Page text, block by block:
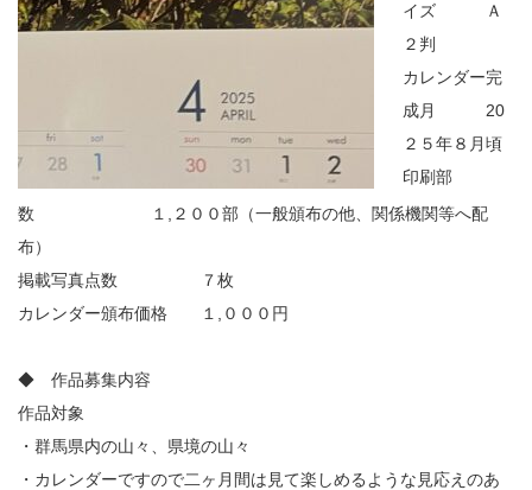
イズ Ａ
２判
カレンダー完
成月 20
２５年８月頃
印刷部
数 １,２００部（一般頒布の他、関係機関等へ配
布）
掲載写真点数 ７枚
カレンダー頒布価格 １,０００円
◆ 作品募集内容
作品対象
・群馬県内の山々、県境の山々
・カレンダーですので二ヶ月間は見て楽しめるような見応えのあ